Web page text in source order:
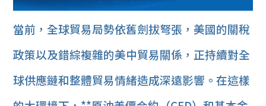
當前，全球貿易局勢依舊劍拔弩張，美國的關稅
政策以及錯綜複雜的美中貿易關係，正持續對全
球供應鏈和整體貿易情緒造成深遠影響。在這樣